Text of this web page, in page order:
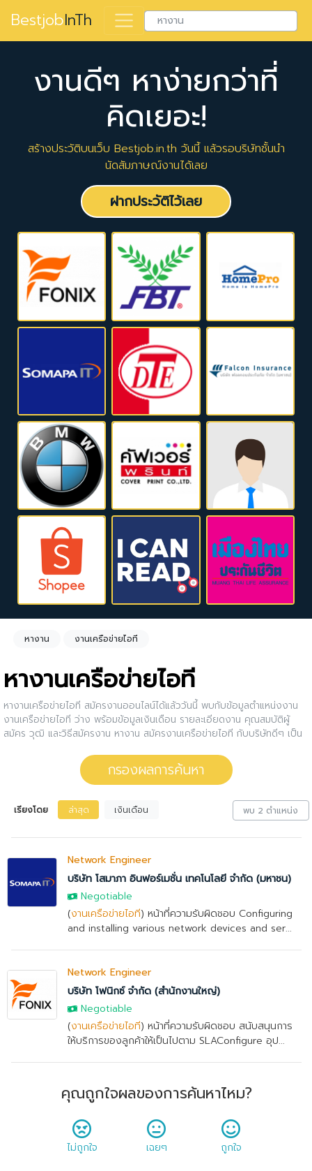
BestjobInTh
งานดีๆ หาง่ายกว่าที่
คิดเยอะ!
สร้างประวัติบนเว็บ Bestjob.in.th วันนี้ แล้วรอบริษัทชั้นนำ
นัดสัมภาษณ์งานได้เลย
ฝากประวัติไว้เลย
หางาน งานเครือข่ายไอที
หางานเครือข่ายไอที
หางานเครือข่ายไอที สมัครงานออนไลน์ได้แล้ววันนี้ พบกับข้อมูลตำแหน่งงาน
งานเครือข่ายไอที ว่าง พร้อมข้อมูลเงินเดือน รายละเอียดงาน คุณสมบัติผู้
สมัคร วุฒิ และวิธีสมัครงาน หางาน สมัครงานเครือข่ายไอที กับบริษัทดีๆ เป็น
คลิกดูรายละเอียดของตำแหน่งงานนั้นๆได้เลย หรือคุณสามารถปรับการกรอง
ผลการค้นหาได้อีกด้วย
กรองผลการค้นหา
เรียงโดย ล่าสุด เงินเดือน พบ 2 ตำแหน่ง
Network Engineer
บริษัท โสมาภา อินฟอร์เมชั่น เทคโนโลยี จำกัด (มหาชน)
Negotiable
(งานเครือข่ายไอที) หน้าที่ความรับผิดชอบ Configuring
and installing various network devices and ser...
Network Engineer
บริษัท โฟนิกซ์ จำกัด (สำนักงานใหญ่)
Negotiable
(งานเครือข่ายไอที) หน้าที่ความรับผิดชอบ สนับสนุนการ
ให้บริการของลูกค้าให้เป็นไปตาม SLAConfigure อุป...
คุณถูกใจผลของการค้นหาไหม?
ไม่ถูกใจ เฉยๆ ถูกใจ